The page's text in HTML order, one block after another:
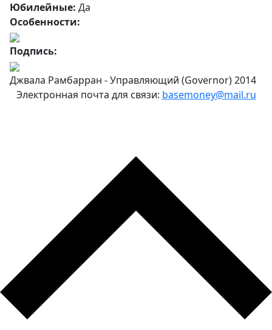
Юбилейные: Да
Особенности:
Подпись:
Джвала Рамбарран - Управляющий (Governor) 2014
Электронная почта для связи: basemoney@mail.ru